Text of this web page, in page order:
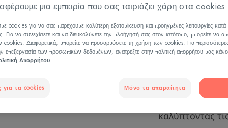
100% ορυκτά
φίλτρα
100% ορυκτά
100% ορυκτά
καλύπτοντας
μια εμπειρία που σας ταιριάζει χάρη στα cookies
cookies για να σας παρέχουμε καλύτερη εξατομίκευση και προηγμένες λειτουργίες
Για να συνεχίσετε και να διευκολύνετε την πλοήγησή σας στον ιστότοπο, μπορείτε να
Διαφορετικά, μπορείτε να προσαρμόσετε τη χρήση των cookies. Για
επεξεργασία των προσωπικών δεδομένων, ανατρέξτε στην πολιτική απορρήτου μας
Απορρήτου
για τα cookies Μόνο τα απαραίτητα